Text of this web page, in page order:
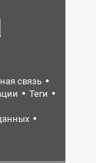
связь
Теги